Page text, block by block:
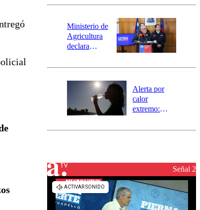
revisa la
epicentro
Ministerio de
Agricultura
declara
agrícola para
Alerta por
calor
extremo:
activa Alerta
Señal 2